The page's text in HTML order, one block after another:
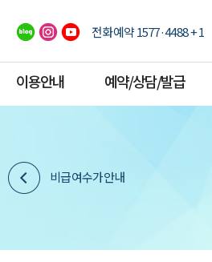
전화예약 1577·4488 + 1
이용안내 예약/상담/발급
비급여수가안내